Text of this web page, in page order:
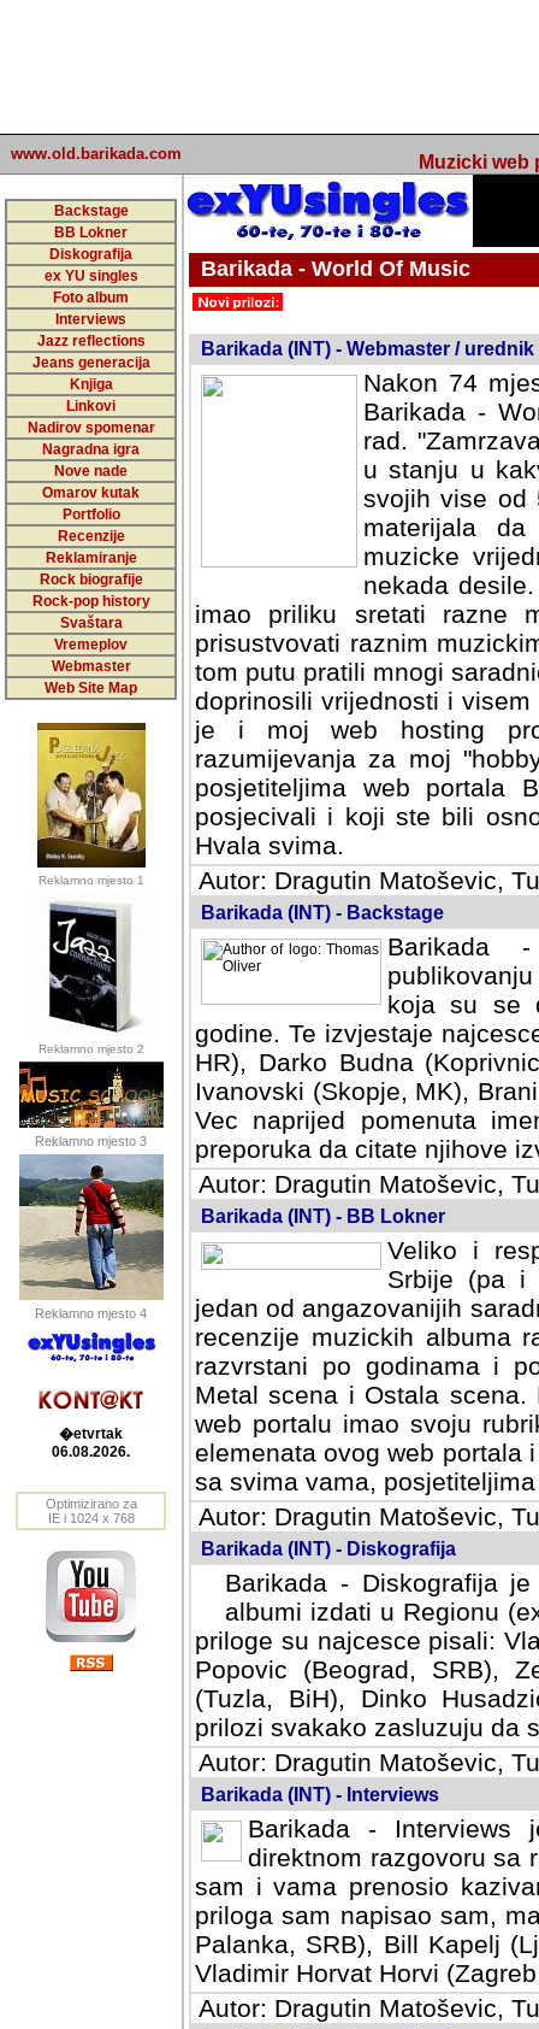
www.old.barikada.com Muzicki web
Backstage
BB Lokner
Diskografija
ex YU singles
Foto album
Interviews
Jazz reflections
Jeans generacija
Knjiga
Linkovi
Nadirov spomenar
Nagradna igra
Nove nade
Omarov kutak
Portfolio
Recenzije
Reklamiranje
Rock biografije
Rock-pop history
Svaštara
Vremeplov
Webmaster
Web Site Map
Reklamno mjesto 1
Reklamno mjesto 2
Reklamno mjesto 3
Reklamno mjesto 4
�etvrtak
06.08.2026.
Optimizirano za
IE i 1024 x 768
Barikada - World Of Music
Barikada (INT) - Webmaster / urednik
Nakon 74
Barikada -
rad.
u stanju u
svojih vise od
materijala
muzicke
nekada
imao priliku sretati razne
prisustvovati raznim
tom putu pratili mnogi
doprinosili vrijednosti i
je i moj web hosting
razumijevanja za moj
posjetiteljima web portala
posjecivali i koji ste bili
Hvala svima.
Autor: Dragutin Matoševic,
Barikada (INT) - Backstage
Barikada
koja su se
godine. Te izvjestaje
HR), Darko Budna
Ivanovski (Skopje, MK),
Vec naprijed pomenuta
preporuka da citate njihove
Autor: Dragutin Matoševic,
Barikada (INT) - BB Lokner
Veliko i
Srbije (pa i
jedan od angazovanijih
recenzije muzickih albuma
razvrstani po godinama i po
scena i Ostala scena.
portalu imao svoju
elemenata ovog web portala
sa svima vama,
Autor: Dragutin Matoševic,
Barikada (INT) - Diskografija
Barikada - Diskografija
albumi izdati u Regionu
priloge su najcesce pisali:
Popovic (Beograd, SRB),
(Tuzla, BiH), Dinko
prilozi svakako zasluzuju da
Autor: Dragutin Matoševic,
Barikada (INT) - Interviews
Barikada -
direktnom razgovoru sa
sam i vama prenosio
priloga sam napisao sam,
Palanka, SRB), Bill Kapelj
Vladimir Horvat Horvi
Autor: Dragutin Matoševic,